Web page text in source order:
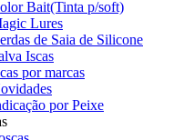
Bait(Tinta p/soft)
Lures
de Saia de Silicone
Iscas
por marcas
por Peixe